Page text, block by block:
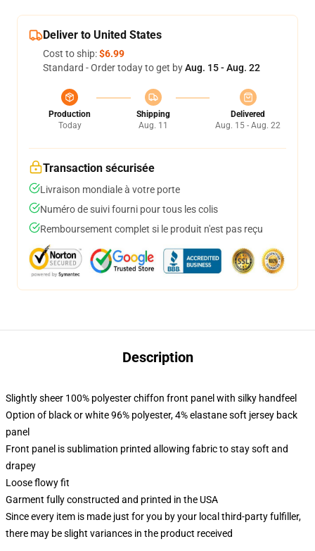
Deliver to United States
Cost to ship:$6.99
Standard - Order today to get byAug. 15 - Aug. 22
Production
Today
Shipping
Aug. 11
Delivered
Aug. 15 - Aug. 22
Transaction sécurisée
Livraison mondiale à votre porte
Numéro de suivi fourni pour tous les colis
Remboursement complet si le produit n'est pas reçu
Description
Slightly sheer 100% polyester chiffon front panel with silky handfeel
Option of black or white 96% polyester, 4% elastane soft jersey back
panel
Front panel is sublimation printed allowing fabric to stay soft and
drapey
Loose flowy fit
Garment fully constructed and printed in the USA
Since every item is made just for you by your local third-party fulfiller,
there may be slight variances in the product received